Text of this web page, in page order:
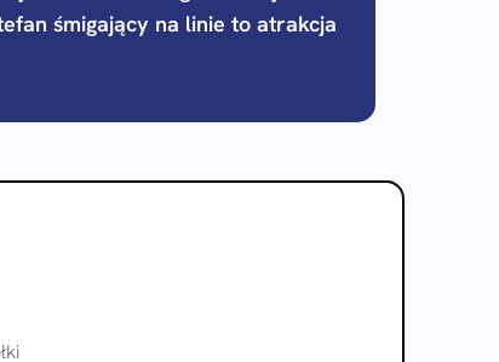
śmigający na linie to atrakcja